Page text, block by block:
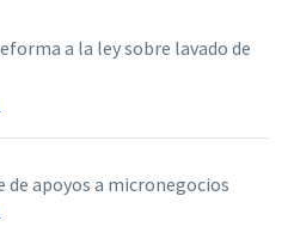
a la ley sobre lavado de
de apoyos a micronegocios